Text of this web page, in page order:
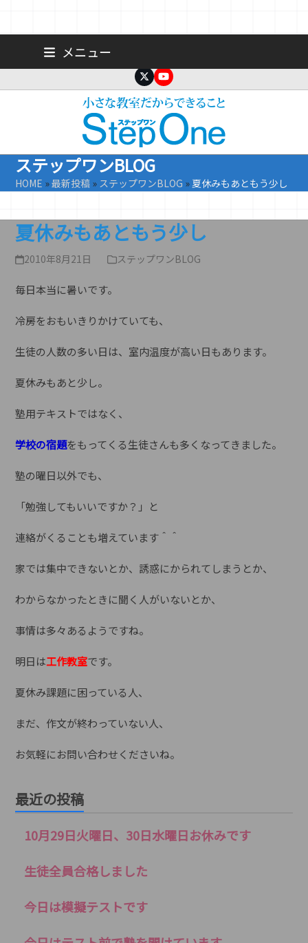
メニュー
TwitterYouTube
ステップワンBLOG
HOME »最新投稿 » ステップワンBLOG » 夏休みもあともう少し
夏休みもあともう少し
2010年8月21日 ステップワンBLOG
毎日本当に暑いです。
冷房をおもいきりかけていても、
生徒の人数の多い日は、室内温度が高い日もあります。
夏休みもあと少し。
塾用テキストではなく、
学校の宿題をもってくる生徒さんも多くなってきました。
塾の曜日以外でも、
「勉強してもいいですか？」と
連絡がくることも増えています＾＾
家では集中できないとか、誘惑にかられてしまうとか、
わからなかったときに聞く人がいないとか、
事情は多々あるようですね。
明日は工作教室です。
夏休み課題に困っている人、
まだ、作文が終わっていない人、
お気軽にお問い合わせくださいね。
最近の投稿
10月29日火曜日、30日水曜日お休みです
生徒全員合格しました
今日は模擬テストです